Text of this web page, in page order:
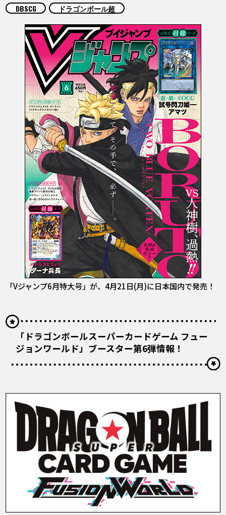
ABOUT
LANGUAGE
JP
EN FR DE ES
DBSCG
ドラゴンボール超
「Vジャンプ6月特大号」が、4月21日(月)に日本国内で発売！
「ドラゴンボールスーパーカードゲーム フュー
ジョンワールド」ブースター第6弾情報！